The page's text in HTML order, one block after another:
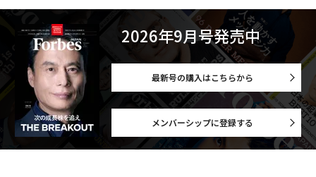
2026年9月号発売中
最新号の購入はこちらから
メンバーシップに登録する